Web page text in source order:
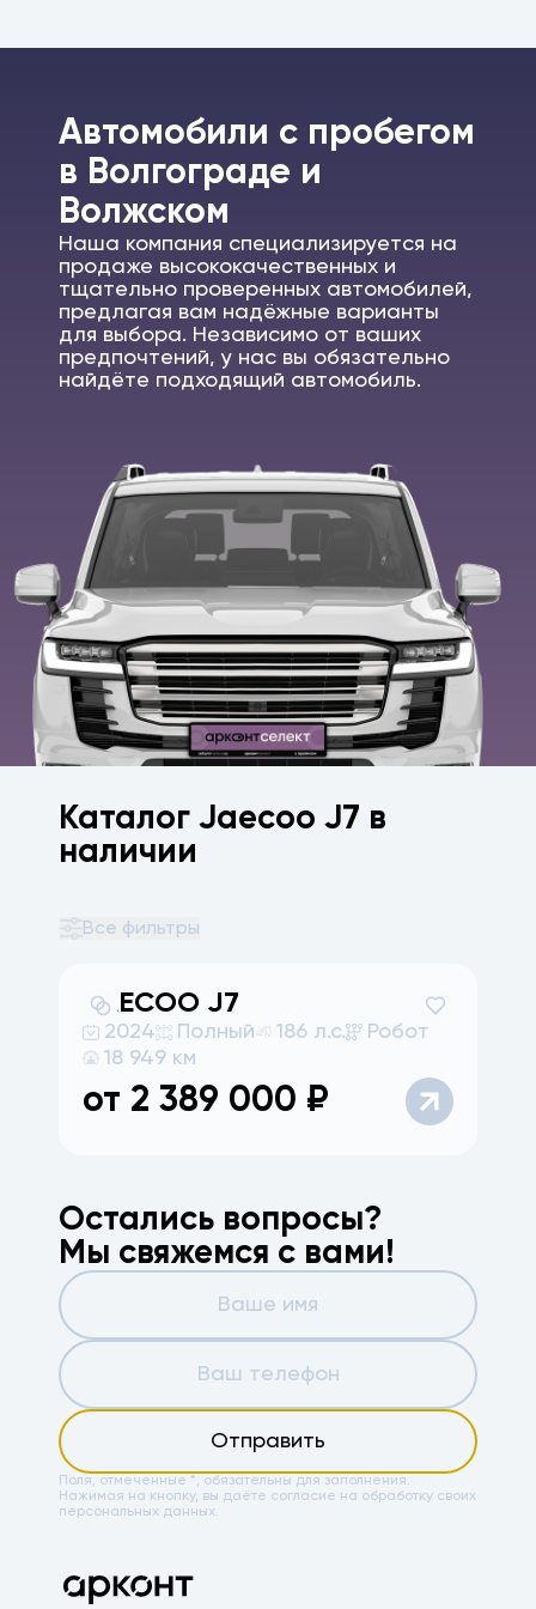
Автомобили c пробегом
в Волгограде и
Волжском
Наша компания специализируется на
продаже высококачественных и
тщательно проверенных автомобилей,
предлагая вам надёжные варианты
для выбора. Независимо от ваших
предпочтений, у нас вы обязательно
найдёте подходящий автомобиль.
Каталог Jaecoo J7 в
наличии
JAECOO J7
2024 Полный 186 л.с.
Робот
18 949 км
от 2 389 000 ₽
Все фильтры
Остались вопросы?
Мы свяжемся с вами!
Отправить
Поля, отмеченные *, обязательны для заполнения.
Нажимая на кнопку, вы даёте согласие на обработку своих
персональных данных.